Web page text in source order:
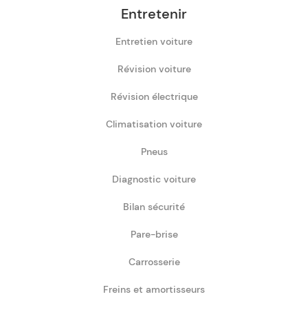
Entretenir
Entretien voiture
Révision voiture
Révision électrique
Climatisation voiture
Pneus
Diagnostic voiture
Bilan sécurité
Pare-brise
Carrosserie
Freins et amortisseurs